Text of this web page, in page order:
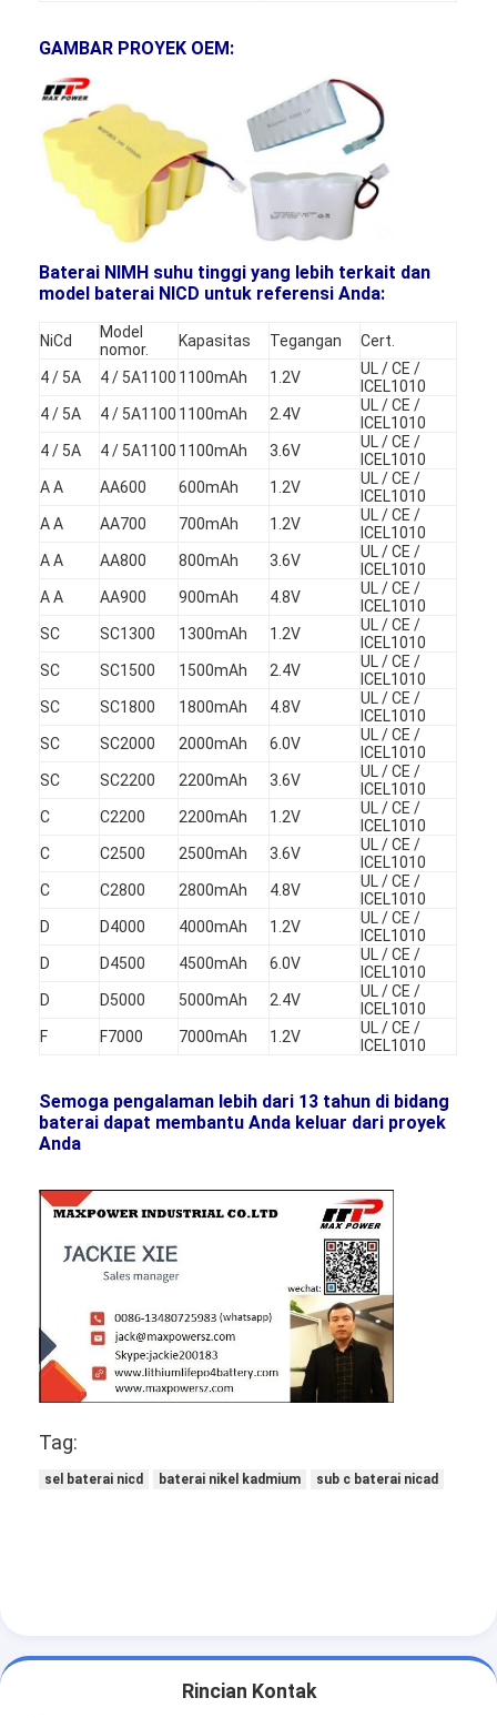
Hubungi kami
Berita
Ngobrol Sekarang
Lithium Polymer Battery
Baterai Penyianan Energi
Baterai Isi Ulang NiCd
Pengisi Daya Baterai LCD
Kemasan Baterai Bagus
Paket Baterai Lithium Ion
darurat pencahayaan baterai
Baterai Lithium Utama
GAMBAR PROYEK OEM:
Baterai NIMH suhu tinggi yang lebih terkait dan
model baterai NICD untuk referensi Anda:
NiCd
Model
nomor.
Kapasitas Tegangan Cert.
4 / 5A 4 / 5A1100 1100mAh 1.2V
UL / CE /
ICEL1010
4 / 5A
4 / 5A1100 1100mAh 2.4V
UL / CE /
ICEL1010
4 / 5A
4 / 5A1100 1100mAh 3.6V
UL / CE /
ICEL1010
A A
AA600 600mAh 1.2V
UL / CE /
ICEL1010
A A
AA700 700mAh 1.2V
UL / CE /
ICEL1010
A A
AA800 800mAh 3.6V
UL / CE /
ICEL1010
A A
AA900 900mAh 4.8V
UL / CE /
ICEL1010
SC
SC1300 1300mAh 1.2V
UL / CE /
ICEL1010
SC
SC1500 1500mAh 2.4V
UL / CE /
ICEL1010
SC
SC1800 1800mAh 4.8V
UL / CE /
ICEL1010
SC
SC2000 2000mAh 6.0V
UL / CE /
ICEL1010
SC
SC2200 2200mAh 3.6V
UL / CE /
ICEL1010
C
C2200 2200mAh 1.2V
UL / CE /
ICEL1010
C
C2500 2500mAh 3.6V
UL / CE /
ICEL1010
C
C2800 2800mAh 4.8V
UL / CE /
ICEL1010
D
D4000 4000mAh 1.2V
UL / CE /
ICEL1010
D
D4500 4500mAh 6.0V
UL / CE /
ICEL1010
D
D5000 5000mAh 2.4V
UL / CE /
ICEL1010
F
F7000 7000mAh 1.2V
UL / CE /
ICEL1010
Semoga pengalaman lebih dari 13 tahun di bidang
baterai dapat membantu Anda keluar dari proyek
Anda
Tag:
sel baterai nicd baterai nikel kadmium sub c baterai nicad
Rincian Kontak